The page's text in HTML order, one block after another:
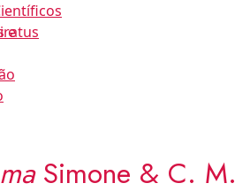
e
Simone & C. M.